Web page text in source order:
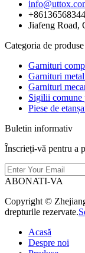
Jiafeng Road,
Categoria de produse
Garnituri
Garnituri
Garnituri
Sigilii comune
Piese de
Buletin informativ
Înscrieți-vă pentru a
ABONATI-VA
Copyright ©
drepturile rezervate.
Acasă
Despre noi